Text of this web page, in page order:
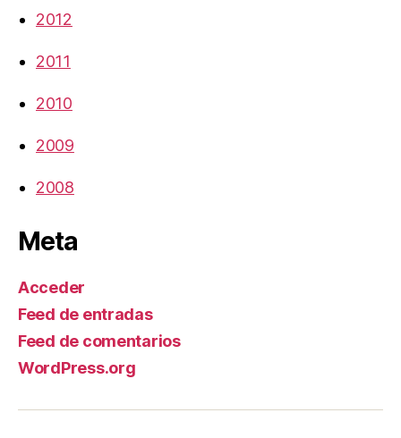
2012
2011
2010
2009
2008
Meta
Acceder
Feed de entradas
Feed de comentarios
WordPress.org